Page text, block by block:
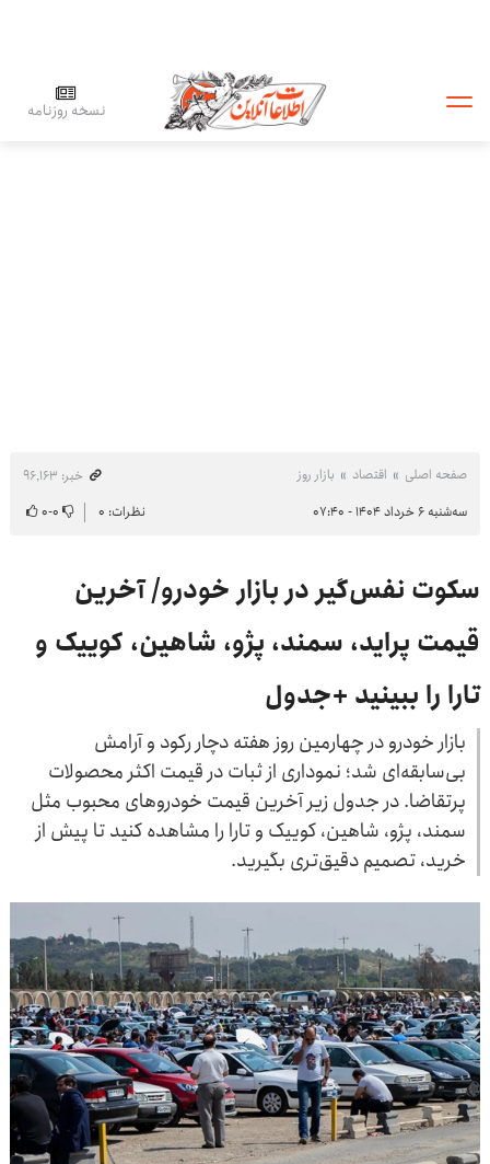
نسخه روزنامه
صفحه اصلی اقتصاد بازار روز
خبر: ۹۶٬۱۶۳
سه‌شنبه ۶ خرداد ۱۴۰۴ - ۰۷:۴۰
نظرات: ۰ ۰-۰
سکوت نفس‌گیر در بازار خودرو/ آخرین
قیمت پراید، سمند، پژو، شاهین، کوییک و
تارا را ببینید +جدول
بازار خودرو در چهارمین روز هفته دچار رکود و آرامش
بی‌سابقه‌ای شد؛ نموداری از ثبات در قیمت اکثر محصولات
پرتقاضا. در جدول زیر آخرین قیمت خودروهای محبوب مثل
سمند، پژو، شاهین، کوییک و تارا را مشاهده کنید تا پیش از
خرید، تصمیم دقیق‌تری بگیرید.